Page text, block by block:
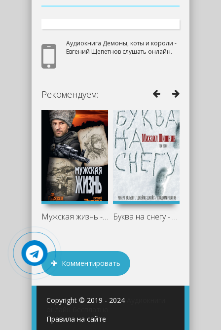
Аудиокнига Демоны, коты и короли -
Евгений Щепетнов слушать онлайн.
Рекомендуем:
Мужская жизнь - Евгений Шишкин Буква на снегу - Михаил Шишкин
Комментировать
Copyright © 2019 - 2024
Правила на сайте